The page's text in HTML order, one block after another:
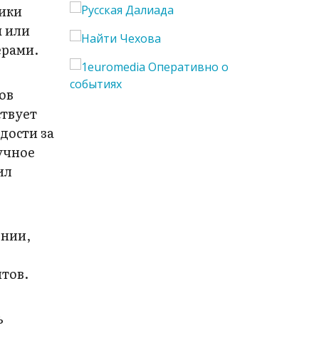
или
за